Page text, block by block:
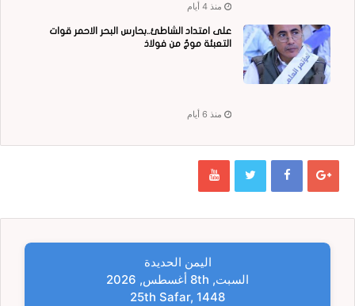
منذ 4 أيام
على امتداد الشاطئ..بحارس البحر الاحمر قوات
التعبئة موجٌ من فولاذ
منذ 6 أيام
اليمن الحديدة
السبت, 8th أغسطس, 2026
25th Safar, 1448